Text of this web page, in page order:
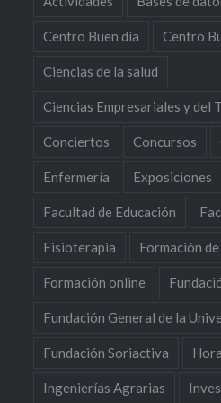
Centro Buen día Centro
Ciencias de la salud
Ciencias Empresariales y del
Conciertos Concursos
Enfermería Exposiciones
Facultad de Educación
Fisioterapia Formación
Formación online
Fundación General de la
Fundación Soriactiva
Ingenierías Agrarias